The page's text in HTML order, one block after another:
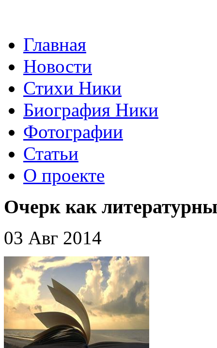
Главная
Новости
Стихи Ники
Биография Ники
Фотографии
Статьи
О проекте
Очерк как
03 Авг 2014